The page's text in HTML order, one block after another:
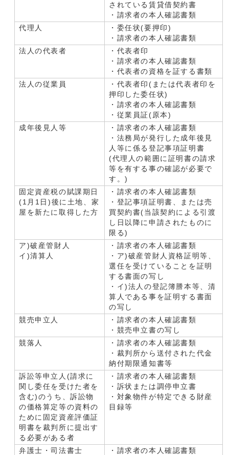
されている賃貸借契約書
・請求者の本人確認書類
代理人
・委任状(要押印)
・請求者の本人確認書類
法人の代表者
・代表者印
・請求者の本人確認書類
・代表者の資格を証する書類
法人の従業員
・代表者印(または代表者印を
押印した委任状)
・請求者の本人確認書類
・従業員証(原本)
成年後見人等
・請求者の本人確認書類
・法務局が発行した成年後見
人等に係る登記事項証明書
(代理人の範囲に証明書の請求
等を有する事の確認が必要で
す。)
固定資産税の賦課期日
(1月1日)後に土地、家
屋を新たに取得した方
・請求者の本人確認書類
・登記事項証明書、または売
買契約書(当該契約による引渡
し日以降に申請されたものに
限る)
ア)破産管財人
イ)清算人
・請求者の本人確認書類
・ア)破産管財人資格証明等、
選任を受けていることを証明
する書面の写し
・イ)法人の登記簿謄本等、清
算人である事を証明する書面
の写し
競売申立人
・請求者の本人確認書類
・競売申立書の写し
競落人
・請求者の本人確認書類
・裁判所から送付された代金
納付期限通知書等
訴訟等申立人(請求に
関し委任を受けた者を
含む)のうち、訴訟物
の価格算定等の資料の
ために固定資産評価証
明書を裁判所に提出す
る必要がある者
・請求者の本人確認書類
・訴状または調停申立書
・対象物件が特定できる財産
目録等
弁護士・司法書士
・請求者の本人確認書類